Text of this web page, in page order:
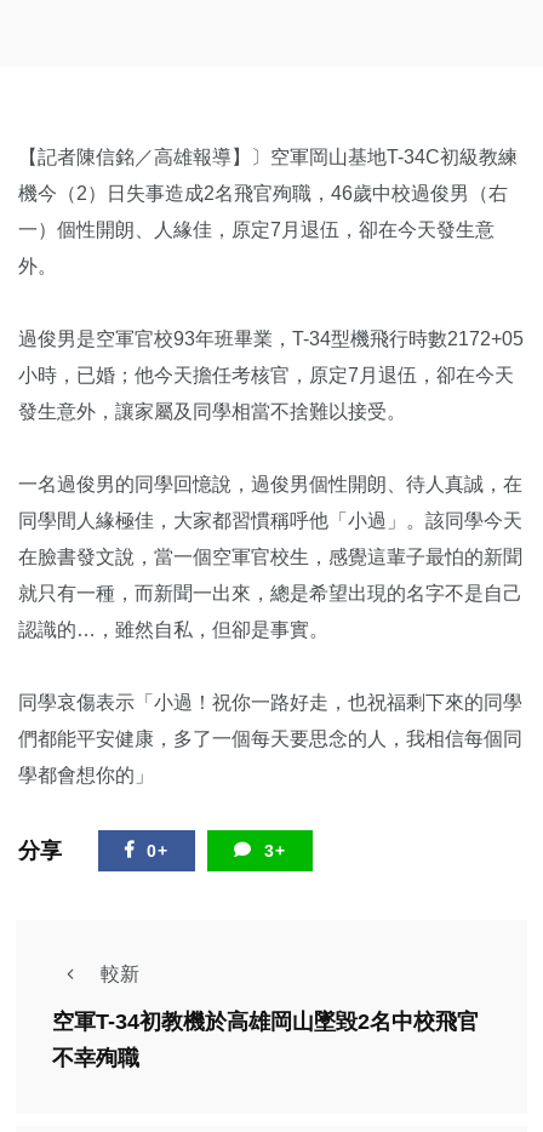
【記者陳信銘／高雄報導】〕空軍岡山基地T-34C初級教練
機今（2）日失事造成2名飛官殉職，46歲中校過俊男（右
一）個性開朗、人緣佳，原定7月退伍，卻在今天發生意
外。
過俊男是空軍官校93年班畢業，T-34型機飛行時數2172+05
小時，已婚；他今天擔任考核官，原定7月退伍，卻在今天
發生意外，讓家屬及同學相當不捨難以接受。
一名過俊男的同學回憶說，過俊男個性開朗、待人真誠，在
同學間人緣極佳，大家都習慣稱呼他「小過」。該同學今天
在臉書發文說，當一個空軍官校生，感覺這輩子最怕的新聞
就只有一種，而新聞一出來，總是希望出現的名字不是自己
認識的…，雖然自私，但卻是事實。
同學哀傷表示「小過！祝你一路好走，也祝福剩下來的同學
們都能平安健康，多了一個每天要思念的人，我相信每個同
學都會想你的」
分享 0+ 3+
較新
空軍T-34初教機於高雄岡山墜毀2名中校飛官
不幸殉職